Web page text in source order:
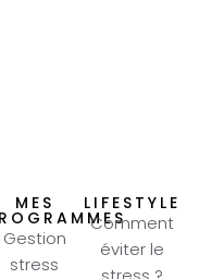
MES
Gestion
stress
LIFESTYLE
Comment
éviter le